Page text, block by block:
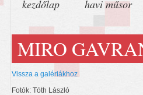
kezdőlap havi műsor
MIRO
Vissza a galériákhoz
Fotók: Tóth László